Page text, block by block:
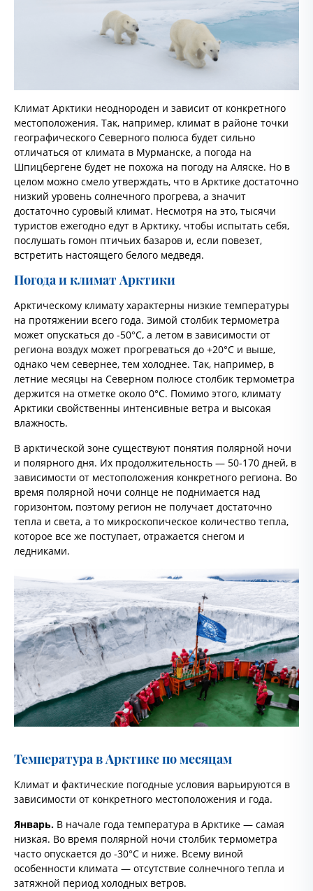
Климат Арктики неоднороден и зависит от конкретного
местоположения. Так, например, климат в районе точки
географического Северного полюса будет сильно
отличаться от климата в Мурманске, а погода на
Шпицбергене будет не похожа на погоду на Аляске. Но в
целом можно смело утверждать, что в Арктике достаточно
низкий уровень солнечного прогрева, а значит
достаточно суровый климат. Несмотря на это, тысячи
туристов ежегодно едут в Арктику, чтобы испытать себя,
послушать гомон птичьих базаров и, если повезет,
встретить настоящего белого медведя.
Погода и климат Арктики
Арктическому климату характерны низкие температуры
на протяжении всего года. Зимой столбик термометра
может опускаться до -50°С, а летом в зависимости от
региона воздух может прогреваться до +20°С и выше,
однако чем севернее, тем холоднее. Так, например, в
летние месяцы на Северном полюсе столбик термометра
держится на отметке около 0°С. Помимо этого, климату
Арктики свойственны интенсивные ветра и высокая
влажность.
В арктической зоне существуют понятия полярной ночи
и полярного дня. Их продолжительность — 50-170 дней, в
зависимости от местоположения конкретного региона. Во
время полярной ночи солнце не поднимается над
горизонтом, поэтому регион не получает достаточно
тепла и света, а то микроскопическое количество тепла,
которое все же поступает, отражается снегом и
ледниками.
Температура в Арктике по месяцам
Климат и фактические погодные условия варьируются в
зависимости от конкретного местоположения и года.
Январь. В начале года температура в Арктике — самая
низкая. Во время полярной ночи столбик термометра
часто опускается до -30°C и ниже. Всему виной
особенности климата — отсутствие солнечного тепла и
затяжной период холодных ветров.